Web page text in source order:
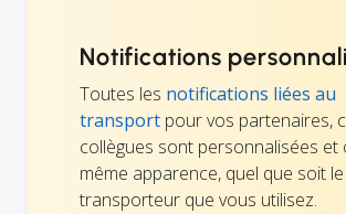
Notifications
Toutes les notifications liées au
transport pour vos partenaires,
collègues sont personnalisées et
même apparence, quel que soit le
transporteur que vous utilisez.